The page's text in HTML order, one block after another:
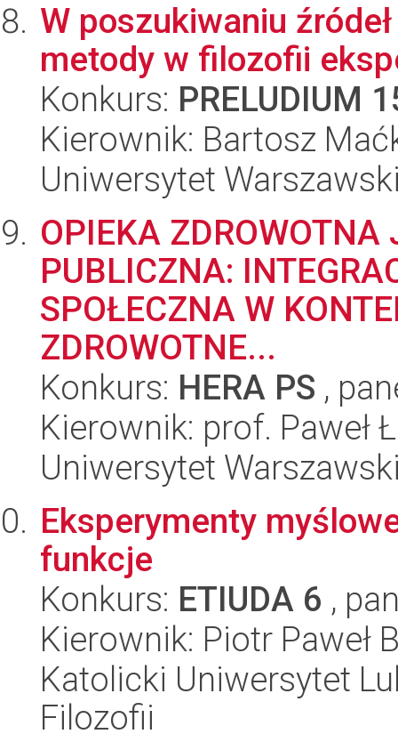
W poszukiwaniu
metody w filozofii
Konkurs: PRELUDIUM
Kierownik: Bartosz
Uniwersytet
OPIEKA ZDROWOTNA
PUBLICZNA:
SPOŁECZNA W
ZDROWOTNE...
Konkurs: HERA PS ,
Kierownik: prof. Paweł
Uniwersytet
Eksperymenty
funkcje
Konkurs: ETIUDA 6 ,
Kierownik: Piotr Paweł
Katolicki Uniwersytet
Filozofii